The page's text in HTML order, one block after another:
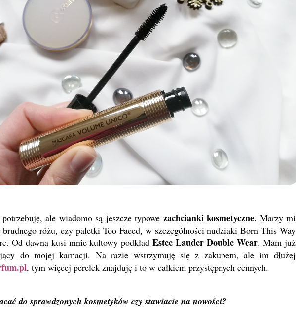
ale wiadomo są jeszcze typowe zachcianki kosmetyczne. Marzy mi
różu, czy paletki Too Faced, w szczególności nudziaki Born This Way
Od dawna kusi mnie kultowy podkładEstee Lauder Double Wear. Mam już
do mojej karnacji. Na razie wstrzymuję się z zakupem, ale im dłużej
, tym więcej perełek znajduję i to w całkiem przystępnych cennych.
do sprawdzonych kosmetyków czy stawiacie na nowości?